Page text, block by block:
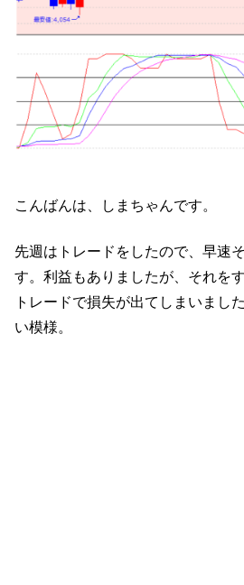
こんばんは、しまちゃんです。
先週はトレードをしたので、早速
す。利益もありましたが、それを
トレードで損失が出てしまいまし
い模様。